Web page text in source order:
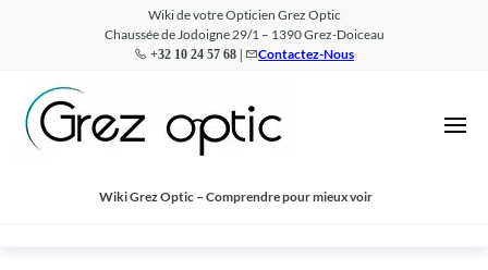
Wiki de votre Opticien Grez Optic
Chaussée de Jodoigne 29/1 – 1390 Grez-Doiceau
+32 10 24 57 68 | Contactez-Nous
Optic
Wiki Grez Optic – Comprendre pour mieux voir